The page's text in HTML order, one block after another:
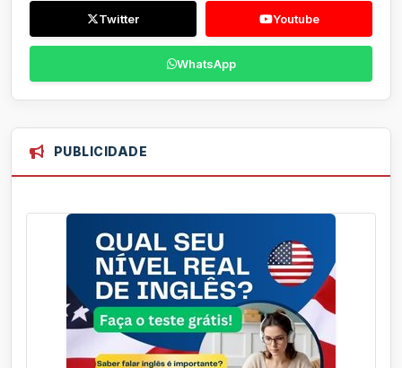
Twitter Youtube
WhatsApp
PUBLICIDADE